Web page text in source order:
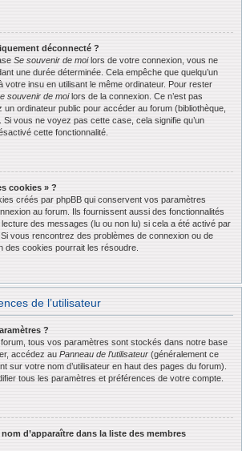
déconnecté ?
Se souvenir de moilors de votre connexion, vous ne
une durée déterminée. Cela empêche que quelqu’un
votre insu en utilisant le même ordinateur. Pour rester
souvenir de moilors de la connexion. Ce n’est pas
ordinateur public pour accéder au forum (bibliothèque,
vous ne voyez pas cette case, cela signifie qu’un
cette fonctionnalité.
cookies » ?
créés par phpBB qui conservent vos paramètres
au forum. Ils fournissent aussi des fonctionnalités
des messages (lu ou non lu) si cela a été activé par
vous rencontrez des problèmes de connexion ou de
des cookies pourrait les résoudre.
de l’utilisateur
?
tous vos paramètres sont stockés dans notre base
accédez au Panneau de l’utilisateur (généralement ce
sur votre nom d’utilisateur en haut des pages du forum).
tous les paramètres et préférences de votre compte.
d’apparaître dans la liste des membres